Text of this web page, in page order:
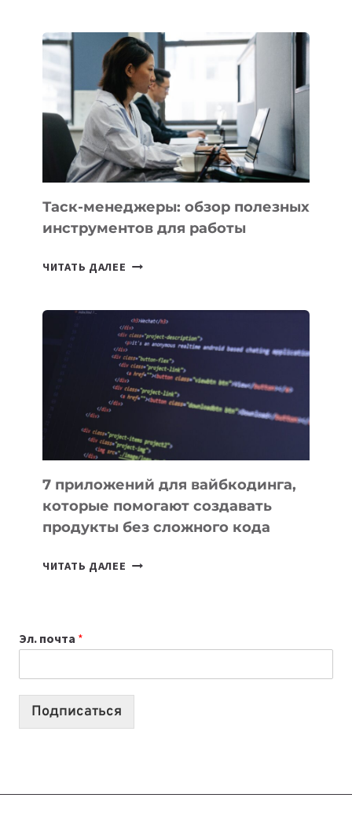
БИЗНЕСА:
КАКИЕ
3
ЗАДАЧИ
ЕМУ
МОЖНО
ПОРУЧИТЬ
УЖЕ
СЕГОДНЯ
Таск-менеджеры: обзор полезных
инструментов для работы
ЧИТАТЬ ДАЛЕЕ ТАСК-
ПОЛЕЗНЫХ
ИНСТРУМЕНТОВ
ДЛЯ
РАБОТЫ
7 приложений для вайбкодинга,
которые помогают создавать
продукты без сложного кода
ЧИТАТЬ ДАЛЕЕ
СОЗДАВАТЬ
ПРОДУКТЫ
Эл. почта *
Подписаться